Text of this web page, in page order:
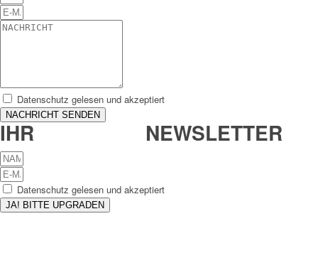
Datenschutz gelesen und akzeptiert
NACHRICHT SENDEN
IHR NEWSLETTER
Datenschutz gelesen und akzeptiert
JA! BITTE UPGRADEN